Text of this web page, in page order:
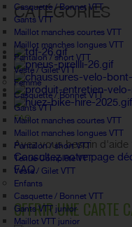
Casquette / Bonnet VTT
Gants VTT
Maillot manches courtes VTT
Maillot manches longues VTT
Pantalon / short VTT
Veste / Gilet VTT
Femme
Casquette / Bonnet VTT
Gants VTT
Maillot manches courtes VTT
Maillot manches longues VTT
Pantalon / short VTT
Tenue Complète VTT
Veste / Gilet VTT
Enfants
Casquette / Bonnet VTT
Gants VTT junior
Maillot VTT junior
CATÉGORIES
FAQ
Avez vous besoin d'aide
Consultez notre page
FAQ.
OFFRIR UNE CARTE